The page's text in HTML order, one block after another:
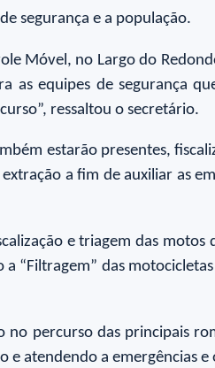
segurança e a população.
Móvel, no Largo do
as equipes de segurança
ressaltou o secretário.
estarão presentes,
a fim de auxiliar as
e triagem das
“Filtragem” das
percurso das principais
atendendo a emergências